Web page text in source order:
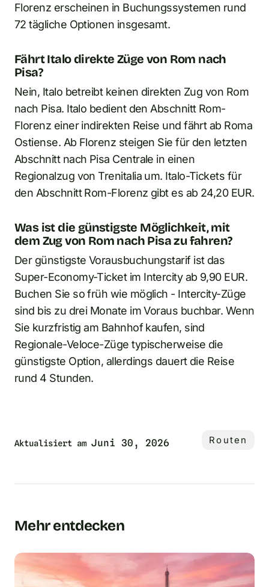
Florenz erscheinen in Buchungssystemen rund
72 tägliche Optionen insgesamt.
Fährt Italo direkte Züge von Rom nach
Pisa?
Nein, Italo betreibt keinen direkten Zug von Rom
nach Pisa. Italo bedient den Abschnitt Rom-
Florenz einer indirekten Reise und fährt ab Roma
Ostiense. Ab Florenz steigen Sie für den letzten
Abschnitt nach Pisa Centrale in einen
Regionalzug von Trenitalia um. Italo-Tickets für
den Abschnitt Rom-Florenz gibt es ab 24,20 EUR.
Was ist die günstigste Möglichkeit, mit
dem Zug von Rom nach Pisa zu fahren?
Der günstigste Vorausbuchungstarif ist das
Super-Economy-Ticket im Intercity ab 9,90 EUR.
Buchen Sie so früh wie möglich - Intercity-Züge
sind bis zu drei Monate im Voraus buchbar. Wenn
Sie kurzfristig am Bahnhof kaufen, sind
Regionale-Veloce-Züge typischerweise die
günstigste Option, allerdings dauert die Reise
rund 4 Stunden.
Aktualisiert am Juni 30, 2026 Routen
Mehr entdecken